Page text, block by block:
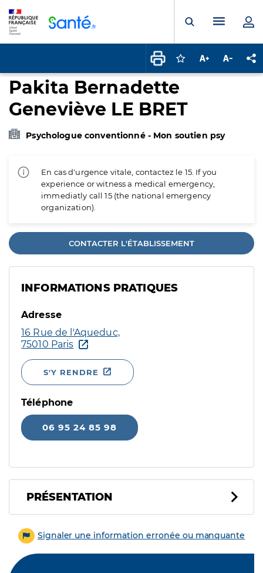
Ouvrir laMenu
Connectez-vous
Augmenter la
Pakita Bernadette
Geneviève LE BRET
Psychologue conventionné - Mon soutien psy
En cas d'urgence vitale, contactez le 15. If you
experience or witness a medical emergency,
immediatly call 15 (the national emergency
organization).
CONTACTER L'ÉTABLISSEMENT
INFORMATIONS PRATIQUES
Adresse
16 Rue de l'Aqueduc,
75010 Paris
S'Y RENDRE
Téléphone
06 95 24 85 98
PRÉSENTATION
Signaler une information erronée ou manquante